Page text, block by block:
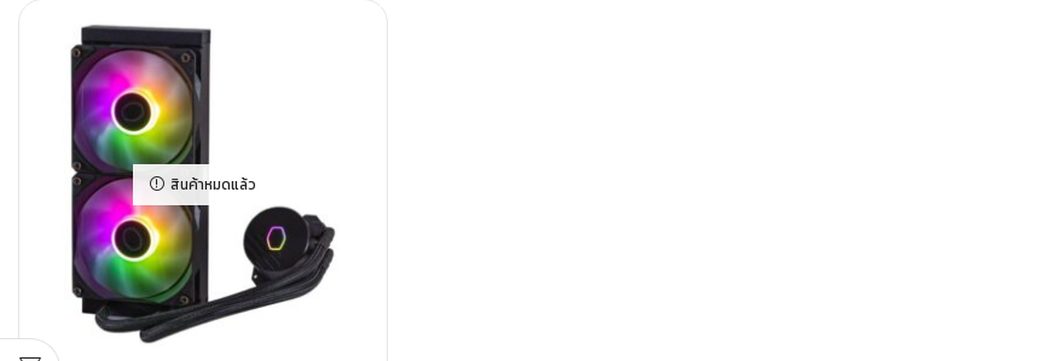
สินค้าหมดแล้ว